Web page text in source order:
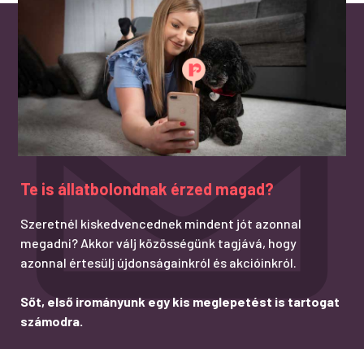
Te is állatbolondnak érzed magad?
Szeretnél kiskedvencednek mindent jót azonnal
megadni? Akkor válj közösségünk tagjává, hogy
azonnal értesülj újdonságainkról és akcióinkról.
Sőt, első irományunk egy kis meglepetést is tartogat
számodra.